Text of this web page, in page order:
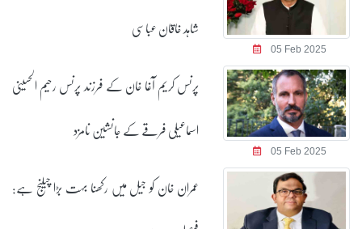
05 Feb 2025
شاہد خاقان عباسی
05 Feb 2025
پرنس کریم آغا خان کے فرزند پرنس رحیم الحسینی
اسماعیلی فرقے کے جانشین نامزد
عمران خان کو جیل میں رکھنا بہت بڑا چیلنج ہے: